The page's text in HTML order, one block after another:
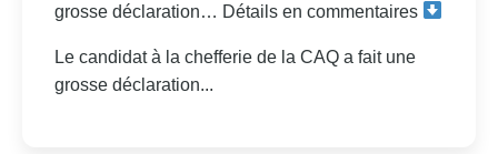
grosse déclaration… Détails en commentaires
Le candidat à la chefferie de la CAQ a fait une
grosse déclaration...